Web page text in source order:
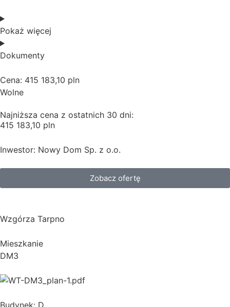
Pokaż więcej
Dokumenty
Cena: 415 183,10 pln
Wolne
Najniższa cena z ostatnich 30 dni:
415 183,10 pln
Inwestor: Nowy Dom Sp. z o.o.
Zobacz ofertę
Wzgórza Tarpno
Mieszkanie
DM3